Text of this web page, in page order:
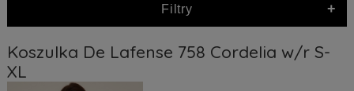
Filtry +
Koszulka De Lafense 758 Cordelia w/r S-
XL